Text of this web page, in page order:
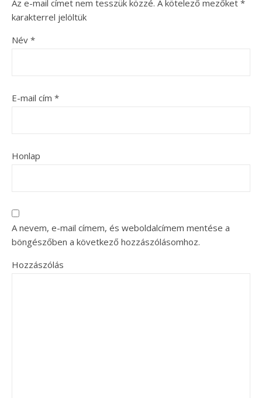
Az e-mail címet nem tesszük közzé. A kötelező mezőket *
karakterrel jelöltük
Név *
E-mail cím *
Honlap
A nevem, e-mail címem, és weboldalcímem mentése a
böngészőben a következő hozzászólásomhoz.
Hozzászólás